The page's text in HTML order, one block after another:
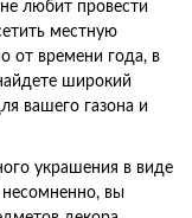
любит провести
местную
от времени года, в
широкий
вашего газона и
украшения в виде
вы